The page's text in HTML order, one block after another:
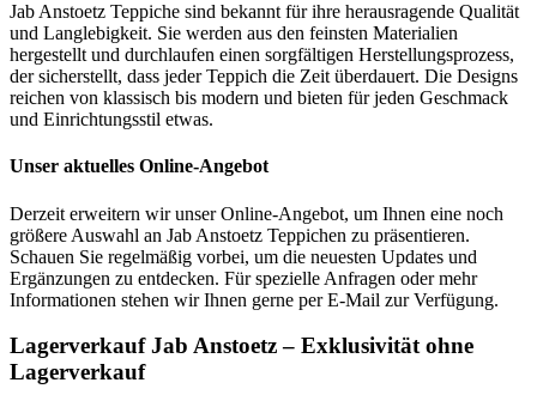
Jab Anstoetz Teppiche sind bekannt für ihre herausragende Qualität
und Langlebigkeit. Sie werden aus den feinsten Materialien
hergestellt und durchlaufen einen sorgfältigen Herstellungsprozess,
der sicherstellt, dass jeder Teppich die Zeit überdauert. Die Designs
reichen von klassisch bis modern und bieten für jeden Geschmack
und Einrichtungsstil etwas.
Unser aktuelles Online-Angebot
Derzeit erweitern wir unser Online-Angebot, um Ihnen eine noch
größere Auswahl an Jab Anstoetz Teppichen zu präsentieren.
Schauen Sie regelmäßig vorbei, um die neuesten Updates und
Ergänzungen zu entdecken. Für spezielle Anfragen oder mehr
Informationen stehen wir Ihnen gerne per E-Mail zur Verfügung.
Lagerverkauf Jab Anstoetz – Exklusivität ohne
Lagerverkauf